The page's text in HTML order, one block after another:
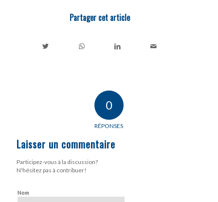
Partager cet article
0
RÉPONSES
Laisser un commentaire
Participez-vous à la discussion?
N'hésitez pas à contribuer!
Nom